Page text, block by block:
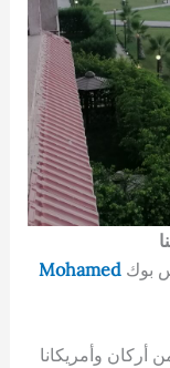
بوكMohamed
أركان وأمريكانا